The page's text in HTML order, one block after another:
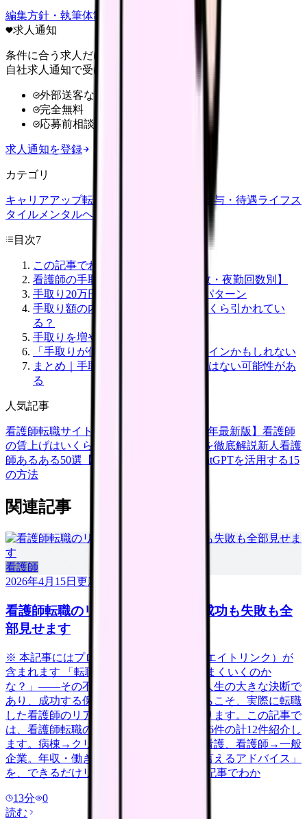
編集方針・執筆体制・監修体制を見る
求人通知
条件に合う求人だけ
自社求人通知で受け取る
外部送客なし
完全無料
応募前相談OK
求人通知を登録
カテゴリ
キャリアアップ転職ガイド 給与・待遇ライフス
タイル メンタルヘルス
目次7
この記事でわかること
看護師の手取り額 早見表【経験年数・夜勤回数別】
手取り20万円になる典型的な5つのパターン
手取り額の内訳を理解する｜何がいくら引かれてい
る？
手取りを増やすための実践的な方法
「手取りが低い」は転職を考えるサインかもしれない
まとめ｜手取り20万円は「普通」ではない可能性があ
る
人気記事
看護師転職サイトランキングTOP5【2026年最新版】 看護師
の賃上げはいくら？2026年度の最新情報を徹底解説新人看護
師あるある50選【共感必至】
看護師がChatGPTを活用する15
の方法
関連記事
看護師
2026年4月15日 更新
看護師転職のリアル体験談12選｜成功も失敗も全
部見せます
※ 本記事にはプロモーション（アフィリエイトリンク）が
含まれます 「転職したいけど、本当にうまくいくのか
な？」——その不安、当然です。転職は人生の大きな決断で
あり、成功する保証はありません。だからこそ、実際に転職
した看護師のリアルな体験談が参考になります。この記事で
は、看護師転職の体験談を成功6件・失敗6件の計12件紹介し
ます。病棟→クリニック、急性期→訪問看護、看護師→一般
企業。年収・働き方の変化と「今だから言えるアドバイス」
を、できるだけリアルに伝えます。 この記事でわか
13分
0
読む